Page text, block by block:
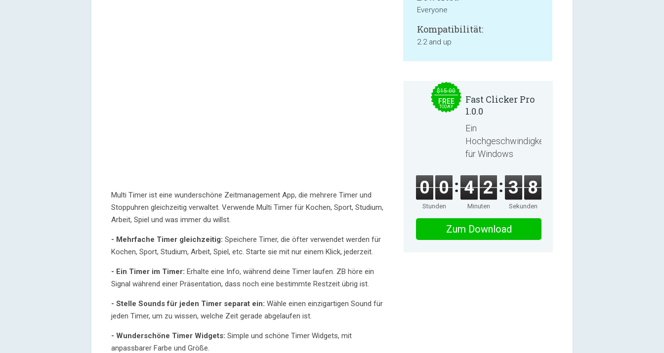
Multi Timer ist eine wunderschöne Zeitmanagement App, die mehrere Timer und
Stoppuhren gleichzeitig verwaltet. Verwende Multi Timer für Kochen, Sport, Studium,
Arbeit, Spiel und was immer du willst.
- Mehrfache Timer gleichzeitig: Speichere Timer, die öfter verwendet werden für
Kochen, Sport, Studium, Arbeit, Spiel, etc. Starte sie mit nur einem Klick, jederzeit.
- Ein Timer im Timer: Erhalte eine Info, während deine Timer laufen. ZB höre ein
Signal während einer Präsentation, dass noch eine bestimmte Restzeit übrig ist.
- Stelle Sounds für jeden Timer separat ein: Wähle einen einzigartigen Sound für
jeden Timer, um zu wissen, welche Zeit gerade abgelaufen ist.
- Wunderschöne Timer Widgets: Simple und schöne Timer Widgets, mit
anpassbarer Farbe und Größe.
Everyone
Kompatibilität:
2.2 and up
$15.00
FREE
TODAY
Fast Clicker Pro
1.0.0
Ein
Hochgeschwindigkeits‑Auto‑Clicker
für Windows
0 0
Stunden
4 2
Minuten
3 8
Sekunden
Zum Download